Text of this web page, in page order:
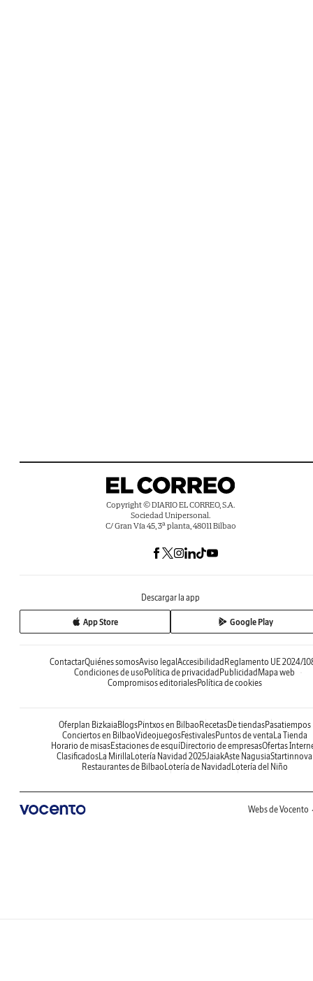
Copyright © DIARIO EL CORREO, S.A.
Sociedad Unipersonal.
C/ Gran Vía 45, 3ª planta, 48011 Bilbao
Descargar la app
App Store Google Play
ContactarQuiénes somosAviso legal Accesibilidad Reglamento UE 2024/
Condiciones de uso Política de privacidad Publicidad Mapa web
Compromisos editorialesPolítica de cookies
Oferplan Bizkaia BlogsPintxos en Bilbao RecetasDe tiendasPasatiempos
Conciertos en BilbaoVideojuegosFestivalesPuntos de venta La Tienda
Horario de misasEstaciones de esquíDirectorio de empresasOfertas
ClasificadosLa Mirilla Lotería Navidad 2025JaiakAste NagusiaStartinnova
Restaurantes de Bilbao Lotería de Navidad Lotería del Niño
Webs de Vocento